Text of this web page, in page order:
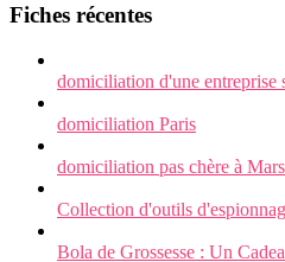
Fiches récentes
domiciliation d'une entreprise
domiciliation Paris
domiciliation pas chère à
Collection d'outils
Bola de Grossesse : Un